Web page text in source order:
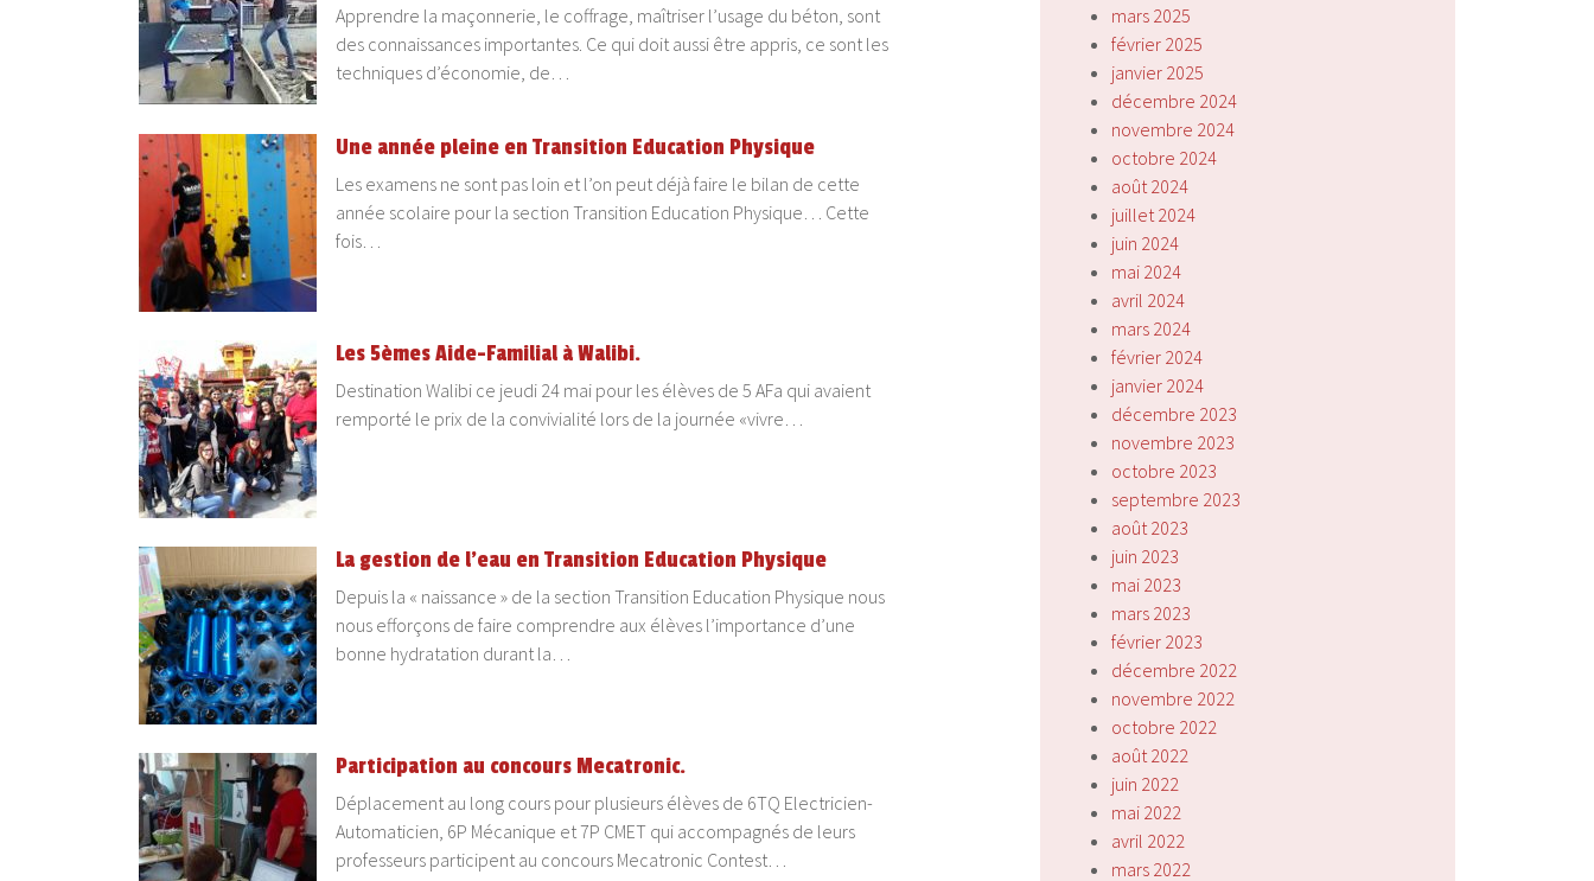
Apprendre la maçonnerie, le coffrage, maîtriser l’usage du béton, sont
des connaissances importantes. Ce qui doit aussi être appris, ce sont les
techniques d’économie, de…
Une année pleine en Transition Education Physique
Les examens ne sont pas loin et l’on peut déjà faire le bilan de cette
année scolaire pour la section Transition Education Physique… Cette
fois…
Les 5èmes Aide-Familial à Walibi.
Destination Walibi ce jeudi 24 mai pour les élèves de 5 AFa qui avaient
remporté le prix de la convivialité lors de la journée «vivre…
La gestion de l’eau en Transition Education Physique
Depuis la « naissance » de la section Transition Education Physique nous
nous efforçons de faire comprendre aux élèves l’importance d’une
bonne hydratation durant la…
Participation au concours Mecatronic.
Déplacement au long cours pour plusieurs élèves de 6TQ Electricien-
Automaticien, 6P Mécanique et 7P CMET qui accompagnés de leurs
professeurs participent au concours Mecatronic Contest…
mars 2025
février 2025
janvier 2025
décembre 2024
novembre 2024
octobre 2024
août 2024
juillet 2024
juin 2024
mai 2024
avril 2024
mars 2024
février 2024
janvier 2024
décembre 2023
novembre 2023
octobre 2023
septembre 2023
août 2023
juin 2023
mai 2023
mars 2023
février 2023
décembre 2022
novembre 2022
octobre 2022
août 2022
juin 2022
mai 2022
avril 2022
mars 2022